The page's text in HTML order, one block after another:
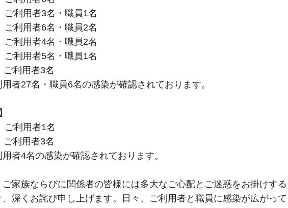
利用者3名・職員1名
利用者6名・職員2名
利用者4名・職員2名
利用者5名・職員1名
利用者3名
者27名・職員6名の感染が確認されております。
利用者1名
利用者3名
者4名の感染が確認されております。
ご家族ならびに関係者の皆様には多大なご心配とご迷惑をお掛けする
、深くお詫び申し上げます。日々、ご利用者と職員に感染が広がって